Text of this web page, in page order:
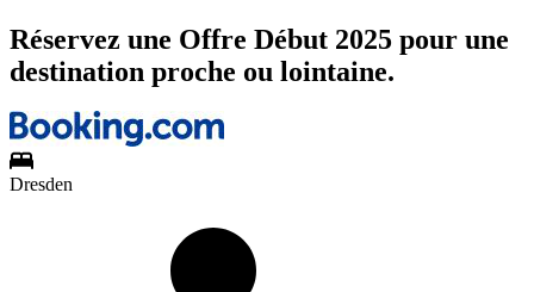
Réservez une Offre Début 2025 pour une
destination proche ou lointaine.
Dresden